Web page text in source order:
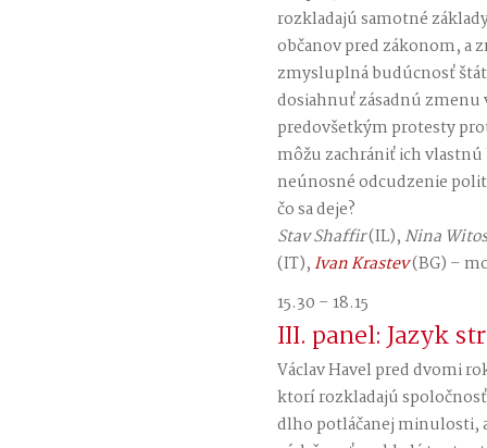
rozkladajú samotné
občanov pred zákonom, a
zmysluplná budúcnosť
dosiahnuť zásadnú
predovšetkým protesty
môžu zachrániť ich
neúnosné odcudzenie
čo sa deje?
Stav Shaffir(IL), Nina
(IT), Ivan Krastev(BG) –
15.30 – 18.15
III. panel: Jazyk
Václav Havel pred dvomi
ktorí rozkladajú
dlho potláčanej minulosti,